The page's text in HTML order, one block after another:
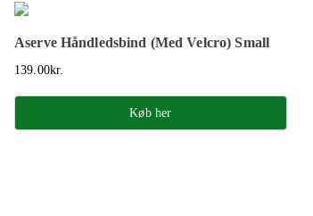
Aserve Håndledsbind (Med Velcro) Small
139.00kr.
Køb her